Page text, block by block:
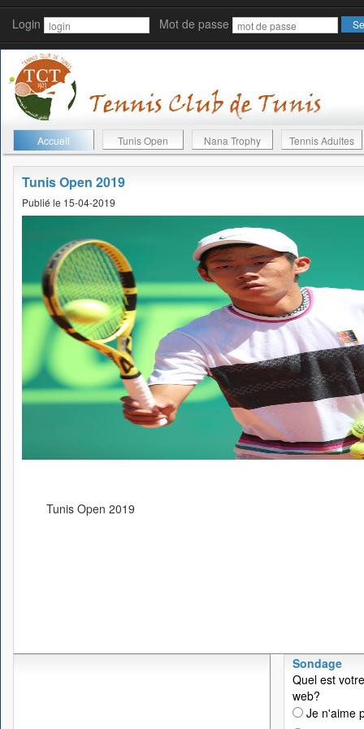
Login Mot de passe
Accueil Tunis Open Nana Trophy Tennis Adultes
Tunis Open 2019
Publié le 15-04-2019
Tunis Open 2019
Sondage
Quel est
web?
Je n'aime